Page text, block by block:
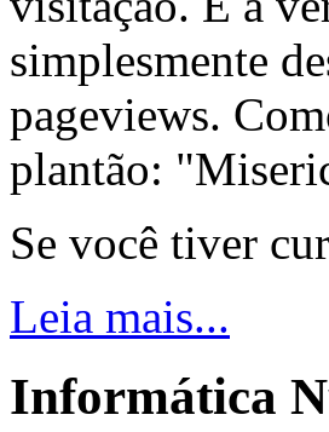
simplesmente
pageviews.
plantão:
Se você tiver
Leia mais...
Informática